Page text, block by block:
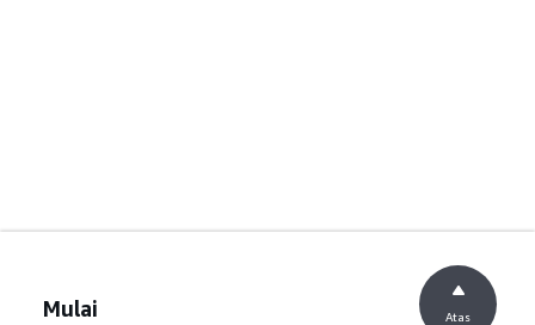
Mulai Atas